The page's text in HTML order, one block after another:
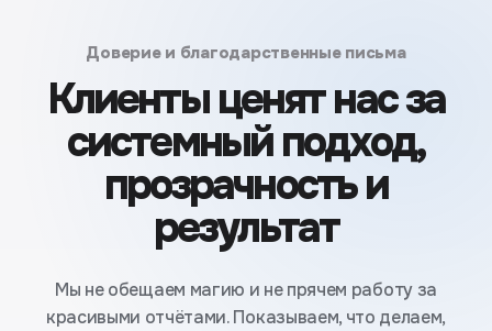
Доверие и благодарственные письма
Клиенты ценят нас за
системный подход,
прозрачность и
результат
Мы не обещаем магию и не прячем работу за
красивыми отчётами. Показываем, что делаем,